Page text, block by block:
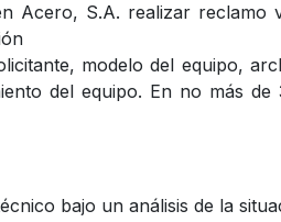
Acero, S.A. realizar
modelo del equipo,
del equipo. En no más
bajo un análisis de la